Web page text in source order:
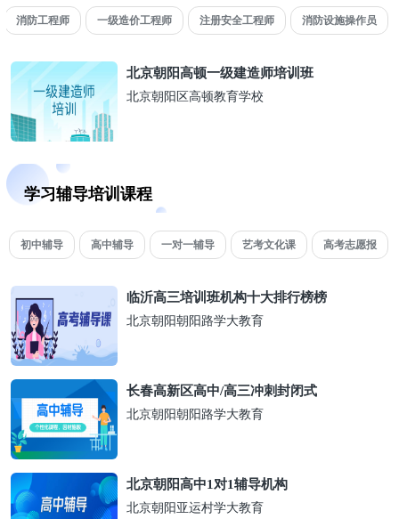
消防工程师 一级造价工程师 注册安全工程师 消防设施操作员
北京朝阳高顿一级建造师培训班
北京朝阳区高顿教育学校
学习辅导培训课程
初中辅导 高中辅导 一对一辅导 艺考文化课 高考志愿报
临沂高三培训班机构十大排行榜榜
北京朝阳朝阳路学大教育
长春高新区高中/高三冲刺封闭式
北京朝阳朝阳路学大教育
北京朝阳高中1对1辅导机构
北京朝阳亚运村学大教育